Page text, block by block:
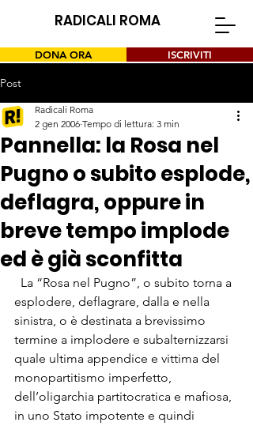
RADICALI ROMA
DONA ORA ISCRIVITI
Post
Pannella: la Rosa nel
Pugno o subito esplode,
deflagra, oppure in
breve tempo implode
ed è già sconfitta
Radicali Roma
2 gen 2006 Tempo di lettura: 3 min
La “Rosa nel Pugno”, o subito torna a
esplodere, deflagrare, dalla e nella
sinistra, o è destinata a brevissimo
termine a implodere e subalternizzarsi
quale ultima appendice e vittima del
monopartitismo imperfetto,
dell’oligarchia partitocratica e mafiosa,
in uno Stato impotente e quindi